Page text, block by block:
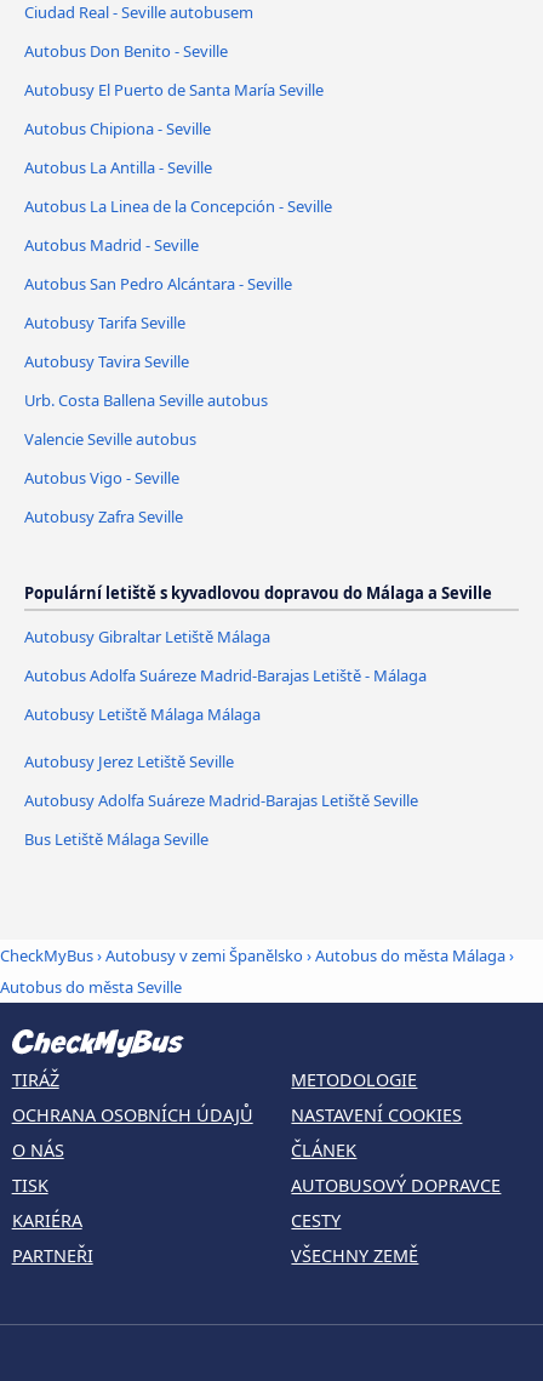
Ciudad Real - Seville autobusem
Autobus Don Benito - Seville
Autobusy El Puerto de Santa María Seville
Autobus Chipiona - Seville
Autobus La Antilla - Seville
Autobus La Linea de la Concepción - Seville
Autobus Madrid - Seville
Autobus San Pedro Alcántara - Seville
Autobusy Tarifa Seville
Autobusy Tavira Seville
Urb. Costa Ballena Seville autobus
Valencie Seville autobus
Autobus Vigo - Seville
Autobusy Zafra Seville
Populární letiště s kyvadlovou dopravou do Málaga a Seville
Autobusy Gibraltar Letiště Málaga
Autobus Adolfa Suáreze Madrid-Barajas Letiště - Málaga
Autobusy Letiště Málaga Málaga
Autobusy Jerez Letiště Seville
Autobusy Adolfa Suáreze Madrid-Barajas Letiště Seville
Bus Letiště Málaga Seville
CheckMyBus›Autobusy v zemi Španělsko›Autobus do města Málaga›
Autobus do města Seville
TIRÁŽ
OCHRANA OSOBNÍCH ÚDAJŮ
O NÁS
TISK
KARIÉRA
PARTNEŘI
METODOLOGIE
NASTAVENÍ COOKIES
ČLÁNEK
AUTOBUSOVÝ DOPRAVCE
CESTY
VŠECHNY ZEMĚ